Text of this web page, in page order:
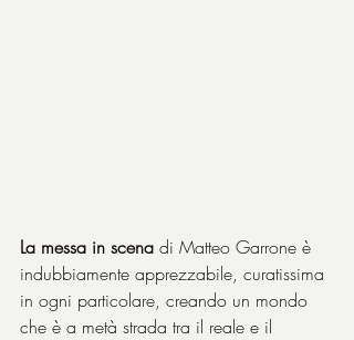
La messa in scena di Matteo Garrone è
indubbiamente apprezzabile, curatissima
in ogni particolare, creando un mondo
che è a metà strada tra il reale e il